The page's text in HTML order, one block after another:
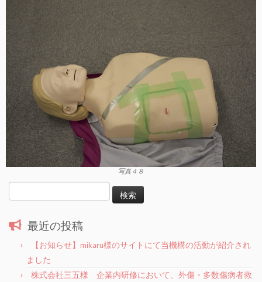
写真４８
索:
最近の投稿
【お知らせ】mikaru様のサイトにて当機構の活動が紹介され
ました
株式会社三五様 企業内研修において、外傷・多数傷病者救